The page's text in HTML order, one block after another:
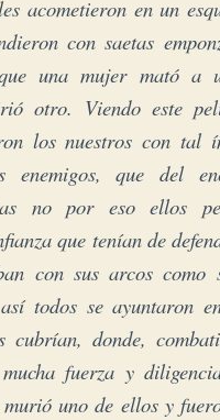
acometieron en un
con saetas
una mujer mató a
otro. Viendo este
los nuestros con tal
enemigos, que del
no por eso ellos
que tenían de
con sus arcos como
todos se ayuntaron
cubrían, donde,
fuerza y
uno de ellos y